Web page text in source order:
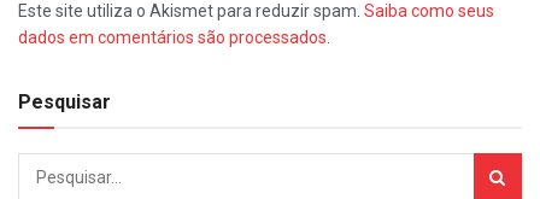
Este site utiliza o Akismet para reduzir spam. Saiba como seus
dados em comentários são processados.
Pesquisar